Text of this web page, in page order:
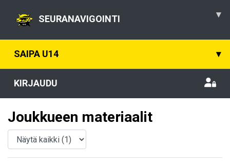
SEURANAVIGOINTI ▾
SAIPA U14 ▾
KIRJAUDU
Joukkueen materiaalit